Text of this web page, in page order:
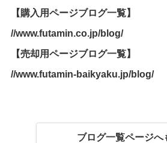
【購入用ページブログ一覧】
//www.futamin.co.jp/blog/
【売却用ページブログ一覧】
//www.futamin-baikyaku.jp/blog/
ブログ一覧ページへ